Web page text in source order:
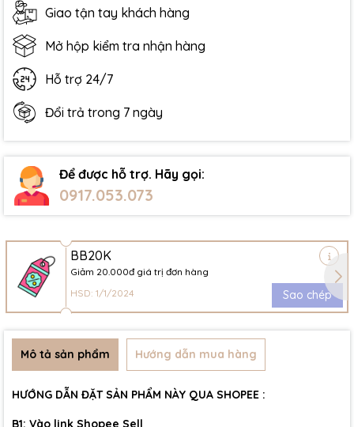
Giao tận tay khách hàng
Mở hộp kiểm tra nhận hàng
Hỗ trợ 24/7
Đổi trả trong 7 ngày
Để được hỗ trợ. Hãy gọi:
0917.053.073
BB20K
Giảm 20.000đ giá trị đơn hàng
HSD: 1/1/2024
Sao chép
Mô tả sản phẩm Hướng dẫn mua hàng
HƯỚNG DẪN ĐẶT SẢN PHẨM NÀY QUA SHOPEE :